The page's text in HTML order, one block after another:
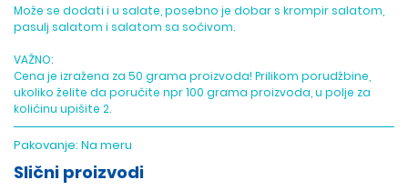
Može se dodati i u salate, posebno je dobar s krompir salatom,
pasulj salatom i salatom sa sočivom.
VAŽNO:
Cena je izražena za 50 grama proizvoda! Prilikom porudžbine,
ukoliko želite da poručite npr 100 grama proizvoda, u polje za
količinu upišite 2.
Pakovanje:Na meru
Slični proizvodi